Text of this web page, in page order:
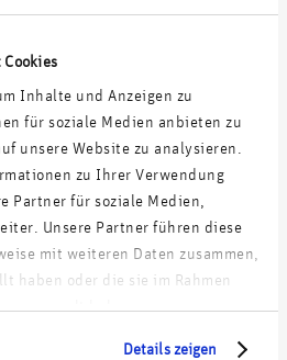
Inhalte und Anzeigen zu
für soziale Medien anbieten zu
unsere Website zu analysieren.
zu Ihrer Verwendung
Partner für soziale Medien,
Unsere Partner führen diese
mit weiteren Daten zusammen,
haben oder die sie im Rahmen
gesammelt haben.
Details zeigen